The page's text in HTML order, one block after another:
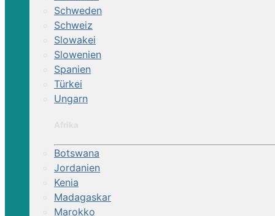
Schweden
Schweiz
Slowakei
Slowenien
Spanien
Türkei
Ungarn
Botswana
Jordanien
Kenia
Madagaskar
Marokko